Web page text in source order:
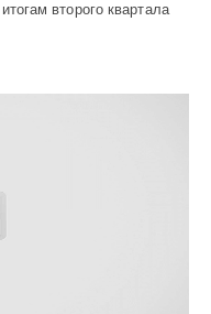
второго квартала